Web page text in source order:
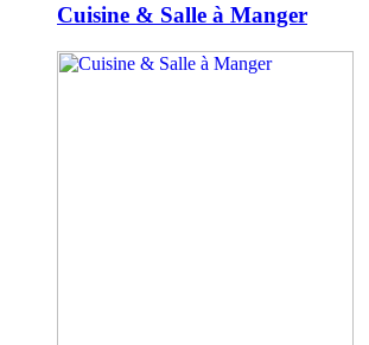
Cuisine & Salle à Manger